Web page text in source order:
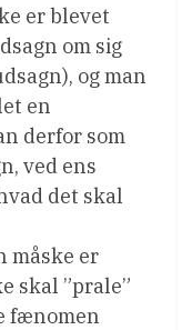
er blevet
om sig
og man
en
derfor som
ved ens
det skal
måske er
skal ”prale”
fænomen